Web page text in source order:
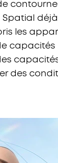
les
capacités
des